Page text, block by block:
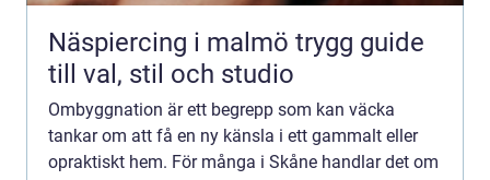
Näspiercing i malmö trygg guide
till val, stil och studio
Ombyggnation är ett begrepp som kan väcka
tankar om att få en ny känsla i ett gammalt eller
opraktiskt hem. För många i Skåne handlar det om